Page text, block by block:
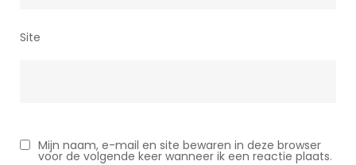
Site
Mijn naam, e-mail en site bewaren in deze browser
voor de volgende keer wanneer ik een reactie plaats.